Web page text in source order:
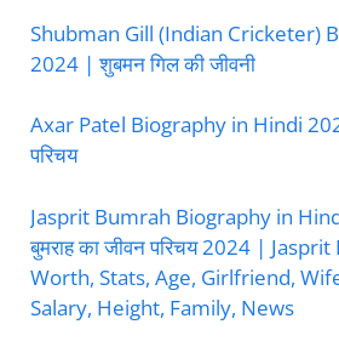
Shubman Gill (Indian Cricketer)
2024 | शुबमन गिल की जीवनी
Axar Patel Biography in Hindi
परिचय
Jasprit Bumrah Biography in
बुमराह का जीवन परिचय 2024 |
Worth, Stats, Age, Girlfriend,
Salary, Height, Family, News